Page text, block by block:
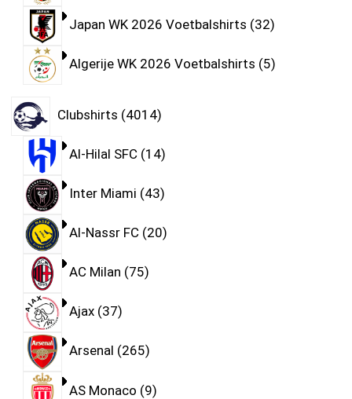
Japan WK 2026 Voetbalshirts 32
Algerije WK 2026 Voetbalshirts 5
Clubshirts 4014
Al-Hilal SFC 14
Inter Miami 43
Al-Nassr FC 20
AC Milan 75
Ajax 37
Arsenal 265
AS Monaco 9